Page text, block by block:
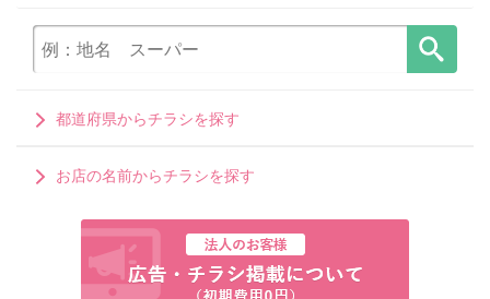
都道府県からチラシを探す
お店の名前からチラシを探す